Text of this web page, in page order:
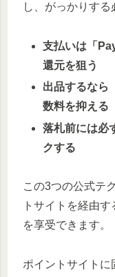
し、がっかりする
支払いは「
還元を狙う
出品するなら
数料を抑える
落札前には必
クする
この3つの公式テ
トサイトを経由
を享受できます。
ポイントサイトに